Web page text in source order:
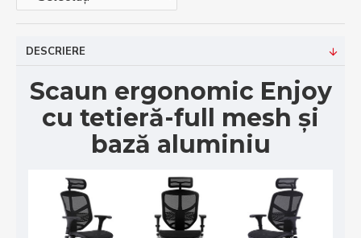
DESCRIERE
Scaun ergonomic Enjoy
cu tetieră-full mesh și
bază aluminiu